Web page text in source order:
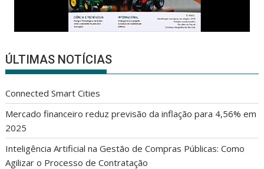
ÚLTIMAS NOTÍCIAS
Connected Smart Cities
Mercado financeiro reduz previsão da inflação para 4,56% em
2025
Inteligência Artificial na Gestão de Compras Públicas: Como
Agilizar o Processo de Contratação